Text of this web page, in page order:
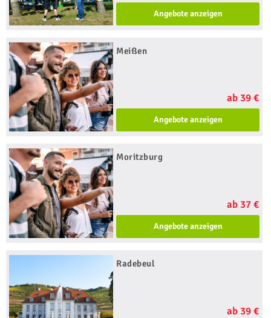
Angebote anzeigen
Meißen
ab 39 €
Angebote anzeigen
Moritzburg
ab 37 €
Angebote anzeigen
Radebeul
ab 39 €